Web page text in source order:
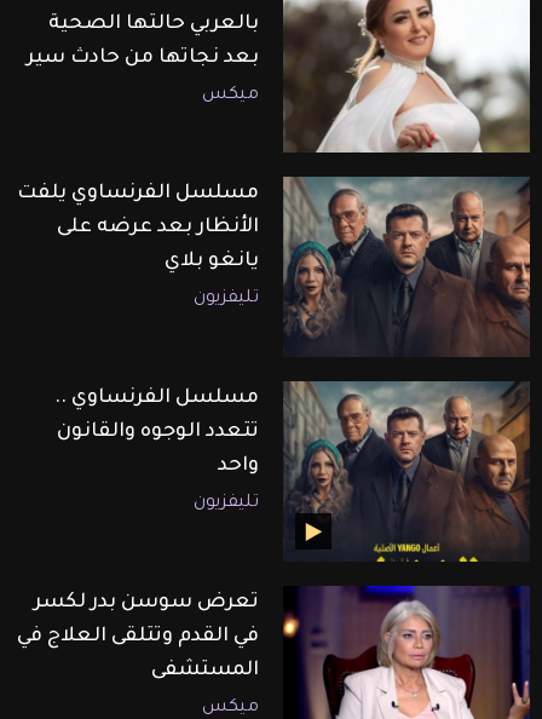
بالعربي حالتها الصحية
بعد نجاتها من حادث سير
ميكس
مسلسل الفرنساوي يلفت
الأنظار بعد عرضه على
يانغو بلاي
تليفزيون
مسلسل الفرنساوي ..
تتعدد الوجوه والقانون
واحد
تليفزيون
تعرض سوسن بدر لكسر
في القدم وتتلقى العلاج في
المستشفى
ميكس